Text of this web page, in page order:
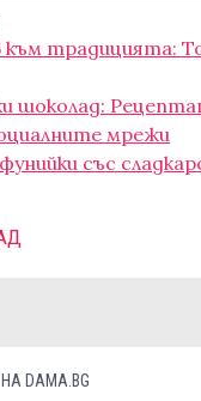
към традицията:
шоколад:
мрежи
със
DAMA.BG